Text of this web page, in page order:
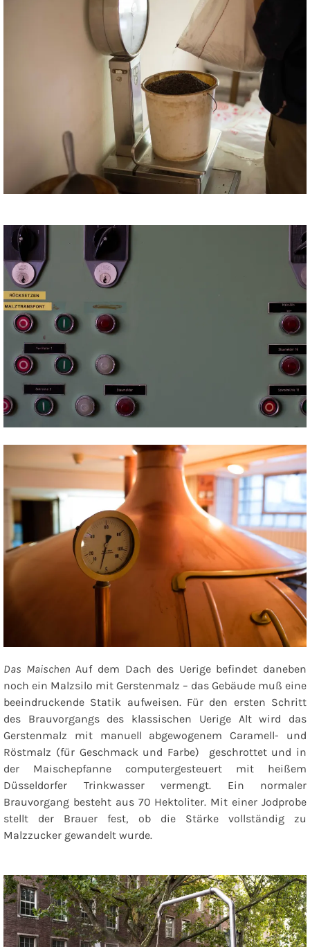
Das Maischen Auf dem Dach des Uerige befindet daneben
noch ein Malzsilo mit Gerstenmalz – das Gebäude muß eine
beeindruckende Statik aufweisen. Für den ersten Schritt
des Brauvorgangs des klassischen Uerige Alt wird das
Gerstenmalz mit manuell abgewogenem Caramell- und
Röstmalz (für Geschmack und Farbe) geschrottet und in
der Maischepfanne computergesteuert mit heißem
Düsseldorfer Trinkwasser vermengt. Ein normaler
Brauvorgang besteht aus 70 Hektoliter. Mit einer Jodprobe
stellt der Brauer fest, ob die Stärke vollständig zu
Malzzucker gewandelt wurde.